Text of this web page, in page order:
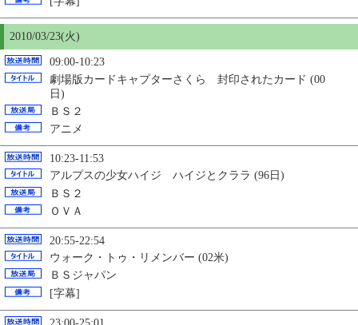
2010/03/23(火)
09:00-10:23
劇場版カードキャプターさくら 封印されたカード (00
日)
ＢＳ２
アニメ
10:23-11:53
アルプスの少女ハイジ ハイジとクララ (96日)
ＢＳ２
ＯＶＡ
20:55-22:54
ウォーク・トゥ・リメンバー (02米)
ＢＳジャパン
[字幕]